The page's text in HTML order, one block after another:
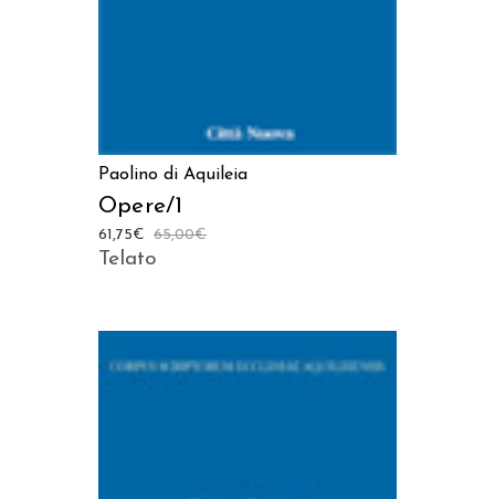
Paolino di Aquileia
Opere/1
65,00€
61,75€
Telato